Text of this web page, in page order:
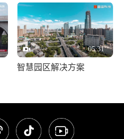
05:31
智慧园区解决方案